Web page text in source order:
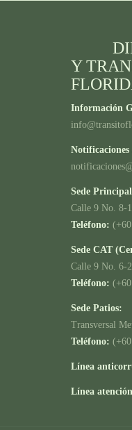
Y
Información
Notificaciones
Sede
Calle 9 No. 8-
Teléfono:
Sede CAT
Calle 9 No. 6-
Teléfono:
Sede Patios:
Transversal
Teléfono:
Línea
Línea